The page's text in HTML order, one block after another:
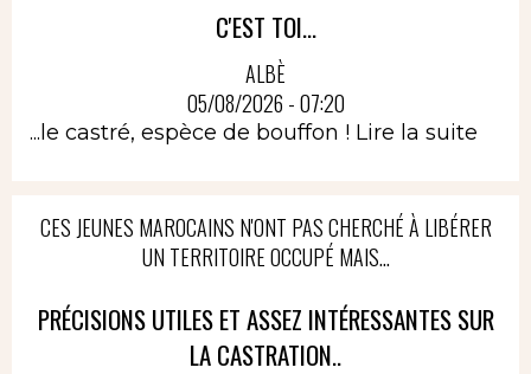
C'EST TOI...
ALBÈ
05/08/2026 - 07:20
...le castré, espèce de bouffon ! Lire la suite
CES JEUNES MAROCAINS N'ONT PAS CHERCHÉ À LIBÉRER
UN TERRITOIRE OCCUPÉ MAIS...
PRÉCISIONS UTILES ET ASSEZ INTÉRESSANTES SUR
LA CASTRATION..